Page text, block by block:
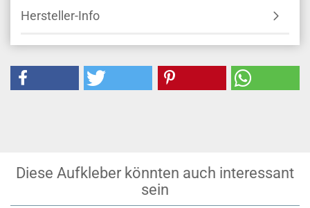
Hersteller-Info
Diese Aufkleber könnten auch interessant
sein